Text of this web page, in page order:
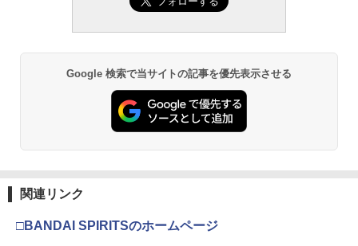
Google 検索で当サイトの記事を優先表示させる
関連リンク
□BANDAI SPIRITSのホームページ